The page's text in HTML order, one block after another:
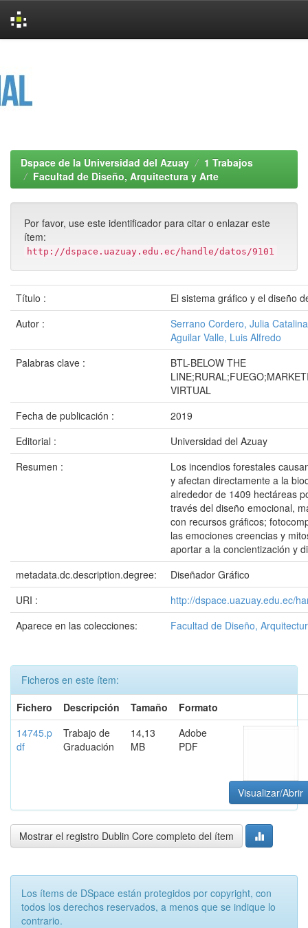
Dspace de la Universidad del Azuay
1 Trabajos
Facultad de Diseño, Arquitectura y Arte
Por favor, use este identificador para citar o enlazar este
ítem:
http://dspace.uazuay.edu.ec/handle/datos/9101
Título :
El sistema gráfico y el diseño
Autor :
Serrano Cordero, Julia Catalina
Aguilar Valle, Luis Alfredo
Palabras clave :
BTL-BELOW THE
VIRTUAL
Fecha de publicación :
2019
Editorial :
Universidad del Azuay
Resumen :
Los incendios forestales
y afectan directamente a la
alrededor de 1409 hectáreas
través del diseño emocional,
con recursos gráficos;
las emociones creencias y
aportar a la concientización y
metadata.dc.description.degree:
Diseñador Gráfico
URI :
http://dspace.uazuay.edu.ec/
Aparece en las colecciones:
Facultad de Diseño,
Ficheros en este ítem:
Fichero
Descripción Tamaño
Formato
14745.p
df
Trabajo de
Graduación
14,13
MB
Adobe
PDF
Visualizar/Abrir
Mostrar el registro Dublin Core completo del ítem
Los ítems de DSpace están protegidos por copyright, con
todos los derechos reservados, a menos que se indique lo
contrario.